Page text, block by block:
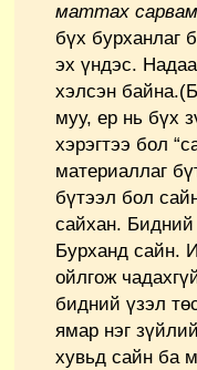
маттах
бүх бурханлаг
эх үндэс.
хэлсэн
муу, ер нь бүх
хэрэгтээ бол
материаллаг
бүтээл бол
сайхан.
Бурханд сайн.
ойлгож
бидний үзэл
ямар нэг
хувьд сайн ба